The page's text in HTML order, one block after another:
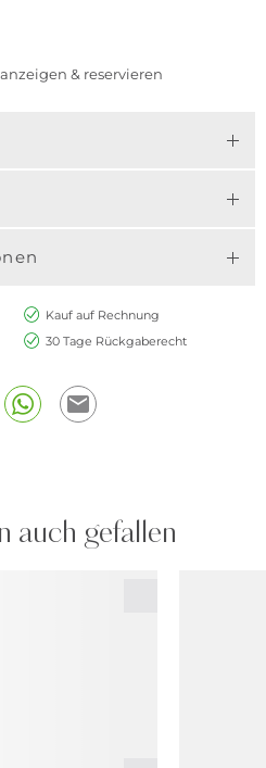
& reservieren
Kauf auf Rechnung
30 Tage Rückgaberecht
auch gefallen